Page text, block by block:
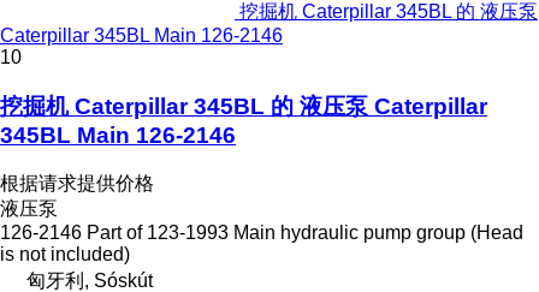
挖掘机 Caterpillar 345BL 的 液压泵
Caterpillar 345BL Main 126-2146
10
挖掘机 Caterpillar 345BL 的 液压泵 Caterpillar
345BL Main 126-2146
根据请求提供价格
液压泵
126-2146 Part of 123-1993 Main hydraulic pump group (Head
is not included)
匈牙利, Sóskút